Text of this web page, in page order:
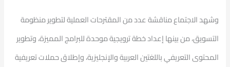
وشهد الاجتماع مناقشة عدد من المقترحات العملية لتطوير منظومة
التسويق، من بينها إعداد خطة ترويجية موحدة للبرامج المميزة، وتطوير
المحتوى التعريفي باللغتين العربية والإنجليزية، وإطلاق حملات تعريفية